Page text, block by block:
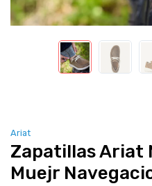
Ariat
Zapatillas Ariat
Muejr